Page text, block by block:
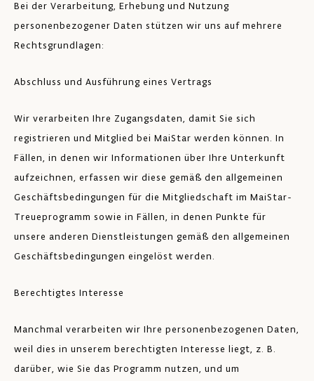
Bei der Verarbeitung, Erhebung und Nutzung
personenbezogener Daten stützen wir uns auf mehrere
Rechtsgrundlagen:
Abschluss und Ausführung eines Vertrags
Wir verarbeiten Ihre Zugangsdaten, damit Sie sich
registrieren und Mitglied bei MaiStar werden können. In
Fällen, in denen wir Informationen über Ihre Unterkunft
aufzeichnen, erfassen wir diese gemäß den allgemeinen
Geschäftsbedingungen für die Mitgliedschaft im MaiStar-
Treueprogramm sowie in Fällen, in denen Punkte für
unsere anderen Dienstleistungen gemäß den allgemeinen
Geschäftsbedingungen eingelöst werden.
Berechtigtes Interesse
Manchmal verarbeiten wir Ihre personenbezogenen Daten,
weil dies in unserem berechtigten Interesse liegt, z. B.
darüber, wie Sie das Programm nutzen, und um